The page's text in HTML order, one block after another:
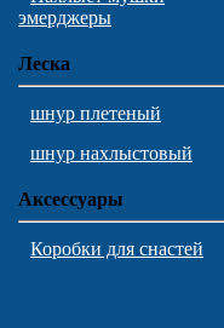
эмерджеры
Леска
шнур плетеный
шнур нахлыстовый
Аксессуары
Коробки для снастей